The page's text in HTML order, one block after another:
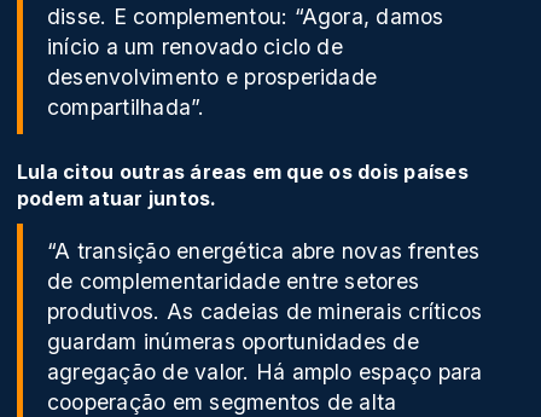
disse. E complementou: “Agora, damos
início a um renovado ciclo de
desenvolvimento e prosperidade
compartilhada”.
Lula citou outras áreas em que os dois países
podem atuar juntos.
“A transição energética abre novas frentes
de complementaridade entre setores
produtivos. As cadeias de minerais críticos
guardam inúmeras oportunidades de
agregação de valor. Há amplo espaço para
cooperação em segmentos de alta